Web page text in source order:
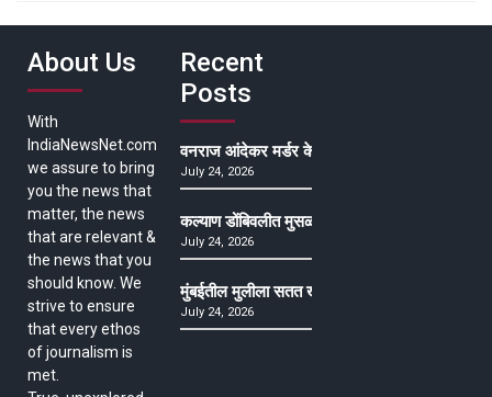
About Us
With
IndiaNewsNet.com
we assure to bring
you the news that
matter, the news
that are relevant &
the news that you
should know. We
strive to ensure
that every ethos
of journalism is
met.
Recent
Posts
वनराज आंदेकर मर्डर केसमधील साक्षीदाराची हत्या,
July 24, 2026
कल्याण डोंबिवलीत मुसळधार ते अतिमुसळधार पाऊस,
July 24, 2026
मुंबईतील मुलीला सतत खोकला अन् ताप, ७ वर्षे उपचार
July 24, 2026